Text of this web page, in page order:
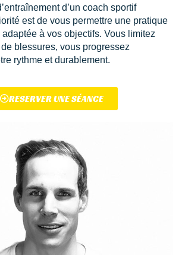
d’un coach sportif
est de vous permettre une pratique
à vos objectifs. Vous limitez
blessures, vous progressez
rythme et durablement.
RESERVER UNE SÉANCE